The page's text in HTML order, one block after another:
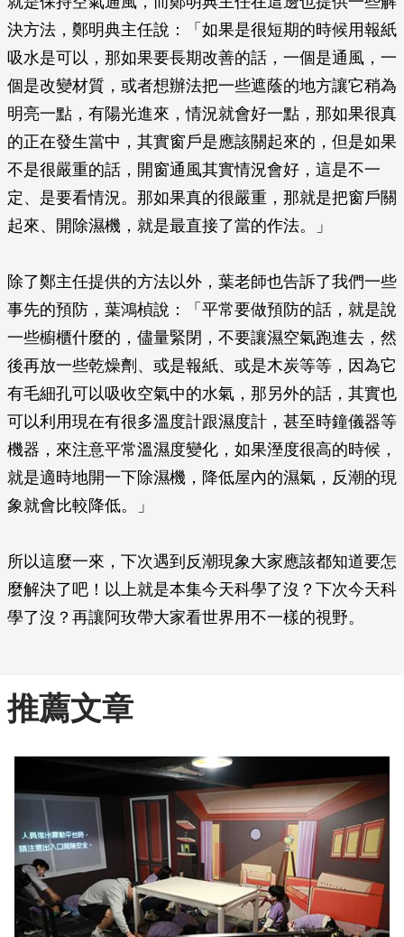
決方法，鄭明典主任說：「如果是很短期的時候用報紙
吸水是可以，那如果要長期改善的話，一個是通風，一
個是改變材質，或者想辦法把一些遮蔭的地方讓它稍為
明亮一點，有陽光進來，情況就會好一點，那如果很真
的正在發生當中，其實窗戶是應該關起來的，但是如果
不是很嚴重的話，開窗通風其實情況會好，這是不一
定、是要看情況。那如果真的很嚴重，那就是把窗戶關
起來、開除濕機，就是最直接了當的作法。」
除了鄭主任提供的方法以外，葉老師也告訴了我們一些
事先的預防，葉鴻楨說：「平常要做預防的話，就是說
一些櫥櫃什麼的，儘量緊閉，不要讓濕空氣跑進去，然
後再放一些乾燥劑、或是報紙、或是木炭等等，因為它
有毛細孔可以吸收空氣中的水氣，那另外的話，其實也
可以利用現在有很多溫度計跟濕度計，甚至時鐘儀器等
機器，來注意平常溫濕度變化，如果溼度很高的時候，
就是適時地開一下除濕機，降低屋內的濕氣，反潮的現
象就會比較降低。」
所以這麼一來，下次遇到反潮現象大家應該都知道要怎
麼解決了吧！以上就是本集今天科學了沒？下次今天科
學了沒？再讓阿玫帶大家看世界用不一樣的視野。
推薦文章